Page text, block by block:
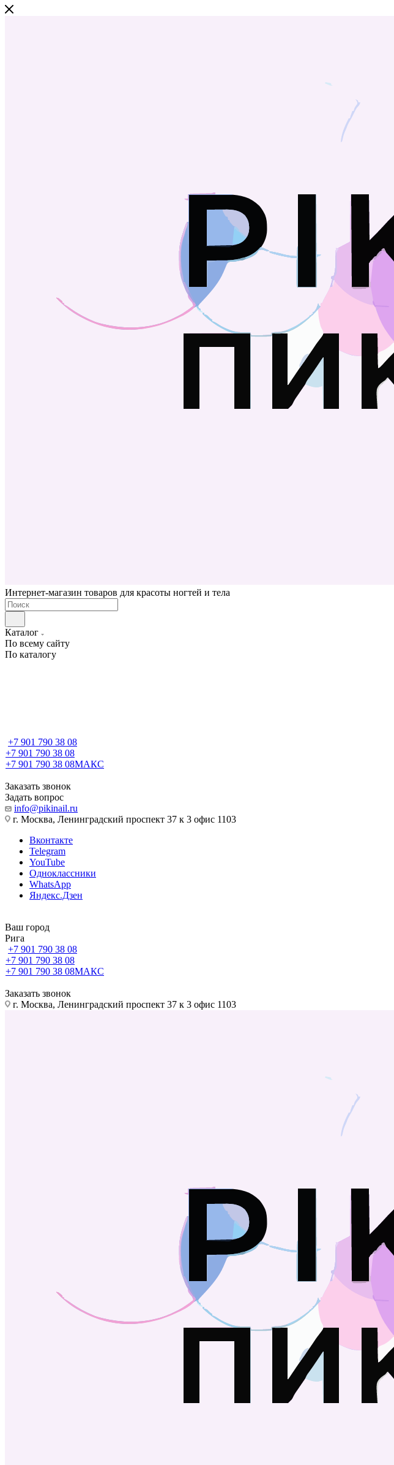
Интернет-магазин товаров для красоты ногтей и тела
Каталог
По всему сайту
По каталогу
+7 901 790 38 08
+7 901 790 38 08
+7 901 790 38 08МАКС
Заказать звонок
Задать вопрос
info@pikinail.ru
г. Москва, Ленинградский проспект 37 к 3 офис 1103
Вконтакте
Telegram
YouTube
Одноклассники
WhatsApp
Яндекс.Дзен
Ваш город
Рига
+7 901 790 38 08
+7 901 790 38 08
+7 901 790 38 08МАКС
Заказать звонок
г. Москва, Ленинградский проспект 37 к 3 офис 1103